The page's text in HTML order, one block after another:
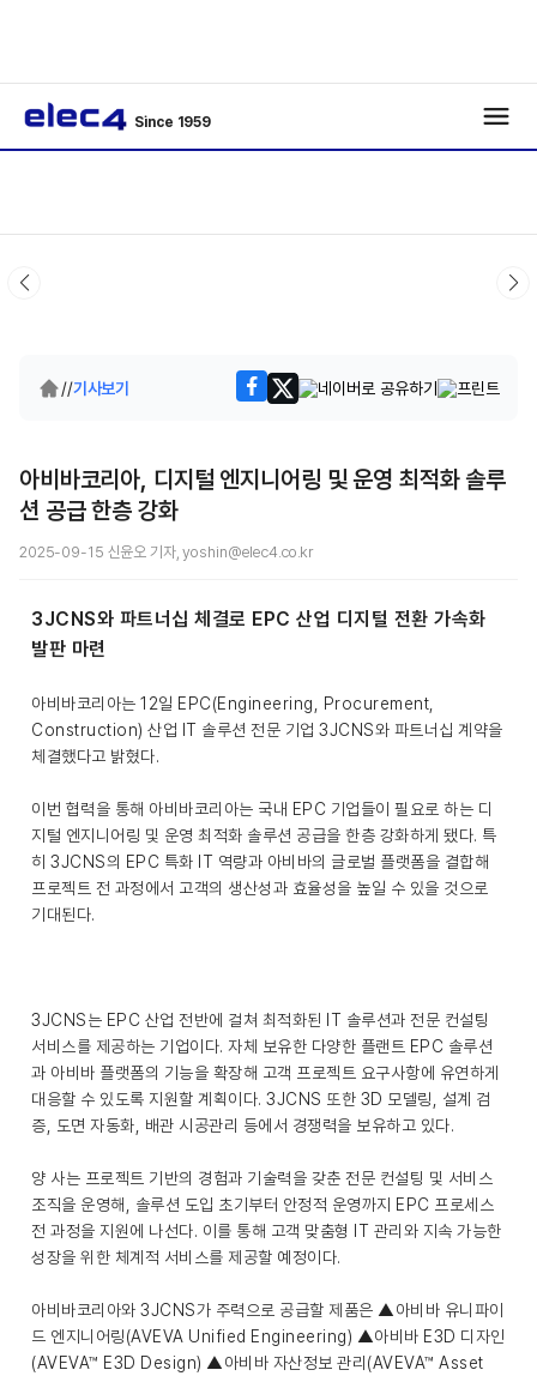
Since 1959
//기사보기
아비바코리아, 디지털 엔지니어링 및 운영 최적화 솔루
션 공급 한층 강화
2025-09-15 신윤오 기자, yoshin@elec4.co.kr
3JCNS와 파트너십 체결로 EPC 산업 디지털 전환 가속화
발판 마련
아비바코리아는 12일 EPC(Engineering, Procurement,
Construction) 산업 IT 솔루션 전문 기업 3JCNS와 파트너십 계약을
체결했다고 밝혔다.
이번 협력을 통해 아비바코리아는 국내 EPC 기업들이 필요로 하는 디
지털 엔지니어링 및 운영 최적화 솔루션 공급을 한층 강화하게 됐다. 특
히 3JCNS의 EPC 특화 IT 역량과 아비바의 글로벌 플랫폼을 결합해
프로젝트 전 과정에서 고객의 생산성과 효율성을 높일 수 있을 것으로
기대된다.
3JCNS는 EPC 산업 전반에 걸쳐 최적화된 IT 솔루션과 전문 컨설팅
서비스를 제공하는 기업이다. 자체 보유한 다양한 플랜트 EPC 솔루션
과 아비바 플랫폼의 기능을 확장해 고객 프로젝트 요구사항에 유연하게
대응할 수 있도록 지원할 계획이다. 3JCNS 또한 3D 모델링, 설계 검
증, 도면 자동화, 배관 시공관리 등에서 경쟁력을 보유하고 있다.
양 사는 프로젝트 기반의 경험과 기술력을 갖춘 전문 컨설팅 및 서비스
조직을 운영해, 솔루션 도입 초기부터 안정적 운영까지 EPC 프로세스
전 과정을 지원에 나선다. 이를 통해 고객 맞춤형 IT 관리와 지속 가능한
성장을 위한 체계적 서비스를 제공할 예정이다.
아비바코리아와 3JCNS가 주력으로 공급할 제품은 ▲아비바 유니파이
드 엔지니어링(AVEVA Unified Engineering) ▲아비바 E3D 디자인
(AVEVA™ E3D Design) ▲아비바 자산정보 관리(AVEVA™ Asset